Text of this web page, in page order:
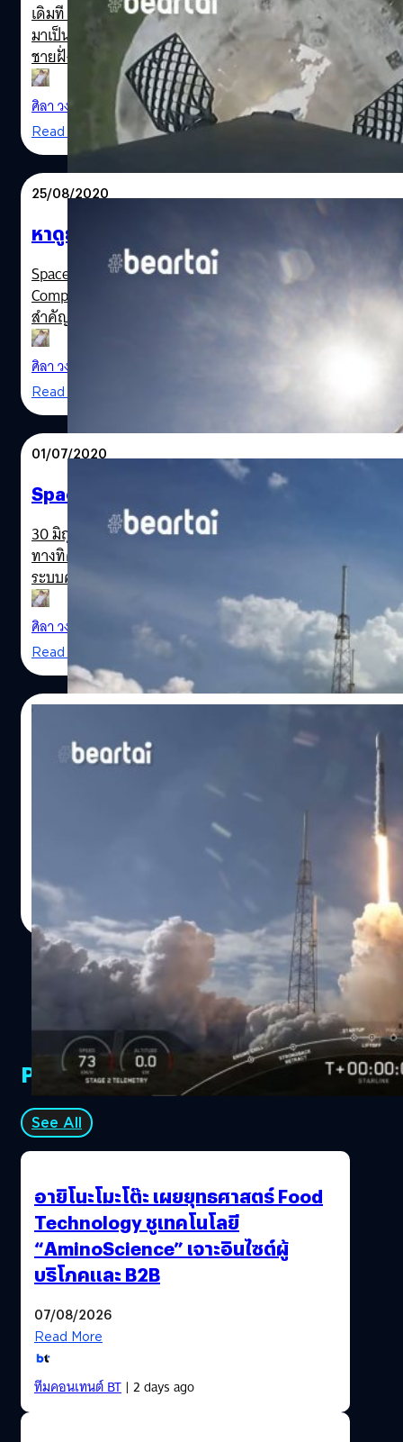
starship
เดิมที SpaceX มีภารกิจปล่อยตัวจรวด Falcon 9 เพื่อขนส่ง
มาเป็นเช้าวันอาทิตย์ แม้สภาพอากาศไม่เอื้ออำนวยมากนัก แ
ชายฝั่งที่ Landing Zone 1 (LZ-1) ห่างจากฐานยิง 14 กม. ไ
อาร์เจนตินา แล้วพ่วงด้วย Sequoia ดาวเทียมเรดาร์เชิงพาณิ
ไปตามเส้นทางของขั้วโลกใต้ แล้วดาวเทียมได้โคจรรอบขั้วโ
บูสเตอร์ของจรวด Falcon…
ศิลา วงศ์เจริญ | 2169 days ago
Read More
25/08/2020
หาดูยาก! SpaceX จะให้บูสเตอร์ของจรวด
SpaceX จะมีภารกิจปล่อยตัวจรวด Falcon 9 เพื่อขนส่ง
Complex 40 ที่สถานีกองทัพอากาศ Cape Canaveral ฟลอริ
สำคัญคือบูสเตอร์จะกลับมาลงจอดบนชายฝั่งที่ Landing
1B ไปตามเส้นทางของขั้วโลกใต้ แล้วดาวเทียมจะโคจรรอบ
ช่วยให้บูสเตอร์สามารถลงมาจอดบนชายฝั่งได้ ปกติแล้วบูส
เมื่อวันที่ 7…
ศิลา วงศ์เจริญ
Read More
01/07/2020
SpaceX ปล่อยดาวเทียม GPS III สำหรับกอ
30 มิถุนายน 2020 จรวด SpaceX Falcon 9 ได้ปล่อยดาวเที
ทางทิศตะวันออก ภารกิจครั้งนี้เป็นความสำเร็จครั้งที่ 87 ขอ
ระบบความมั่นคงแห่งชาติที่มีความสำคัญสูงที่อนุญาตให้
ตัว 8 นาทีเพื่อนำกลับมาใช้ใหม่ในครั้งต่อไปได้ ดาวเทียม
ความสูงประมาณ 12,550 ไมล์ (20,197 กม.) ซึ่งจะถูกแยกอ
ศิลา วงศ์เจริญ | 2229 days ago
Read More
SpaceX เปิดตัว Starlink รุ่นที่ 5 อีก 60 ดวง
17 กุมภาพันธ์ SpaceX ได้เปิดตัว Starlink อินเทอร์เน็ตดาว
(Drone ship คือ เรือที่ควบคุมโดยหุ่นยนต์อัตโนมัติ มีชื่อว่า
แต่บูสเตอร์กลับซอฟต์แลนดิ้งลงในมหาสมุทรที่ถัดไปจากเรื
falcon-booster-sea%2F หากบูสเตอร์สามารถลงจอดบนโ
หายไปในทะเล ซึ่งในปี 2018 ตัวบูสเตอร์หลักได้ดิ่งตรงลงไ
ส่วนหลักที่ได้ลงจอดบนโดรนชิป OCISLY…
ศิลา วงศ์เจริญ
PR Partners
See All
อายิโนะโมะโต๊ะ เผยยุทธศาสตร์ Food
Technology ชูเทคโนโลยี
“AminoScience” เจาะอินไซต์ผู้
บริโภคและ B2B
07/08/2026
Read More
ทีมคอนเทนต์ BT| 2 days ago